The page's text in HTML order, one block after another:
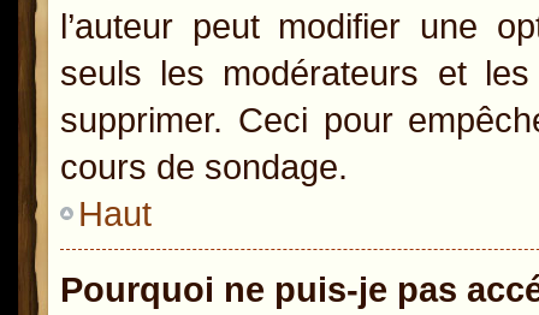
l’auteur peut modifier une
seuls les modérateurs et
supprimer. Ceci pour
cours de sondage.
Haut
Pourquoi ne puis-je pas